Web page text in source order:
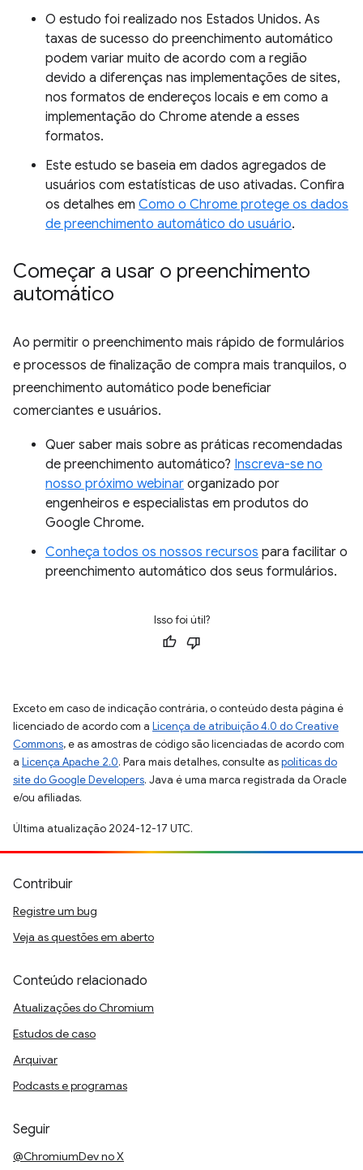
O estudo foi realizado nos Estados Unidos. As
taxas de sucesso do preenchimento automático
podem variar muito de acordo com a região
devido a diferenças nas implementações de sites,
nos formatos de endereços locais e em como a
implementação do Chrome atende a esses
formatos.
Este estudo se baseia em dados agregados de
usuários com estatísticas de uso ativadas. Confira
os detalhes em Como o Chrome protege os dados
de preenchimento automático do usuário.
Começar a usar o preenchimento
automático
Ao permitir o preenchimento mais rápido de formulários
e processos de finalização de compra mais tranquilos, o
preenchimento automático pode beneficiar
comerciantes e usuários.
Quer saber mais sobre as práticas recomendadas
de preenchimento automático? Inscreva-se no
nosso próximo webinar organizado por
engenheiros e especialistas em produtos do
Google Chrome.
Conheça todos os nossos recursos para facilitar o
preenchimento automático dos seus formulários.
Isso foi útil?
Exceto em caso de indicação contrária, o conteúdo desta página é
licenciado de acordo com a Licença de atribuição 4.0 do Creative
Commons, e as amostras de código são licenciadas de acordo com
a Licença Apache 2.0. Para mais detalhes, consulte aspolíticas do
site do Google Developers. Java é uma marca registrada da Oracle
e/ou afiliadas.
Última atualização 2024-12-17 UTC.
Contribuir
Registre um bug
Veja as questões em aberto
Conteúdo relacionado
Atualizações do Chromium
Estudos de caso
Arquivar
Podcasts e programas
Seguir
@ChromiumDev no X